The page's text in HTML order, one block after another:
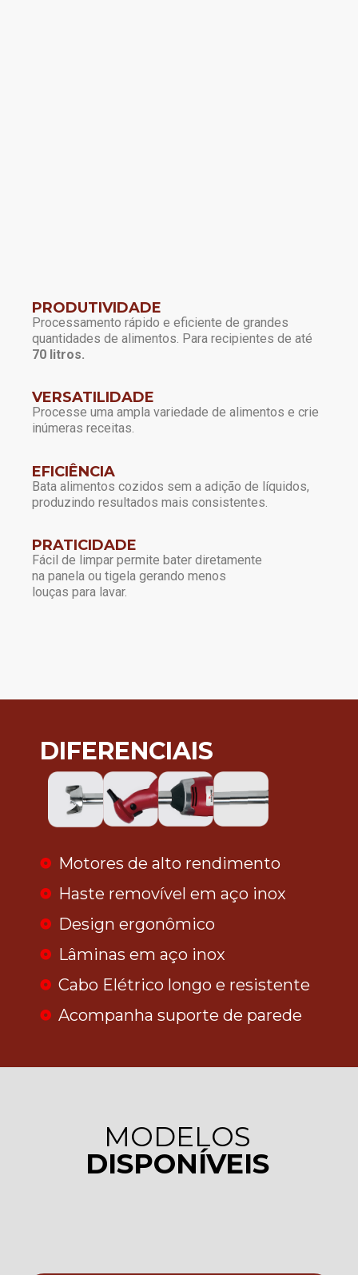
PRODUTIVIDADE
Processamento rápido e eficiente de grandes
quantidades de alimentos. Para recipientes de até
70 litros.
VERSATILIDADE
Processe uma ampla variedade de alimentos e crie
inúmeras receitas.
EFICIÊNCIA
Bata alimentos cozidos sem a adição de líquidos,
produzindo resultados mais consistentes.
PRATICIDADE
Fácil de limpar permite bater diretamente
na panela ou tigela gerando menos
louças para lavar.
DIFERENCIAIS
Motores de alto rendimento
Haste removível em aço inox
Design ergonômico
Lâminas em aço inox
Cabo Elétrico longo e resistente
Acompanha suporte de parede
MODELOS
DISPONÍVEIS